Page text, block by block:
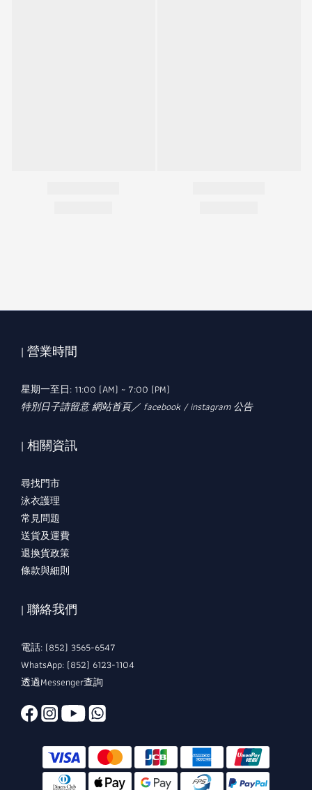
| 營業時間
星期一至日: 11:00 (AM) ~ 7:00 (PM)
特別日子請留意 網站首頁／ facebook / instagram 公告
| 相關資訊
尋找門市
泳衣護理
常見問題
送貨及運費
退換貨政策
條款與細則
| 聯絡我們
電話: (852) 3565-6547
WhatsApp: (852) 6123-1104
透過Messenger查詢